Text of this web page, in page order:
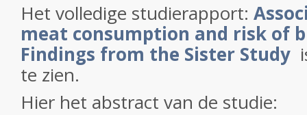
Het volledige studierapport:
meat consumption and risk of
Findings from the Sister Study
te zien.
Hier het abstract van de studie: